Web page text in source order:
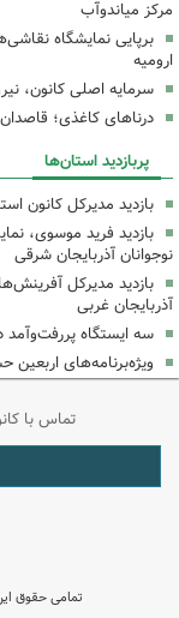
مرکز میاندوآب
برپایی نمایشگاه
ارومیه
سرمایه اصلی کانون،
درناهای کاغذی؛
پربازدید استان‌ها
بازدید مدیرکل کانون
بازدید فرید موسوی،
نوجوانان آذربایجان شرقی
بازدید مدیرکل
آذربایجان غربی
سه ایستگاه پررفت‌وآمد
ویژه‌برنامه‌های اربعین
تماس با
تمامی حقوق